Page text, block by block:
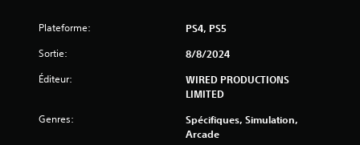
)
Plateforme: PS4, PS5
Sortie: 8/8/2024
Éditeur:
WIRED PRODUCTIONS
LIMITED
Genres:
Spécifiques, Simulation,
Arcade